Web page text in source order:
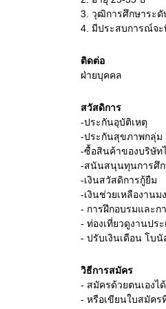
3. วุฒิการศึกษาระดั
4. มีประสบการณ์จะ
ติดต่อ
ฝ่ายบุคคล
สวัสดิการ
-ประกันอุบัติเหตุ
-ประกันสุขภาพกลุ่ม
-ซื้อสินค้าของบริษัท
-สนันสนุนทุนการศึก
-เงินสวัสดิการกู้ยืม
-เงินช่วยเหลืองาน
- การฝึกอบรมและก
- ท่องเที่ยวดูงานประ
- ปรับเงินเดือน โบนั
วิธีการสมัคร
- สมัครด้วยตนเองไ
- หรือเขียนใบสมัคร